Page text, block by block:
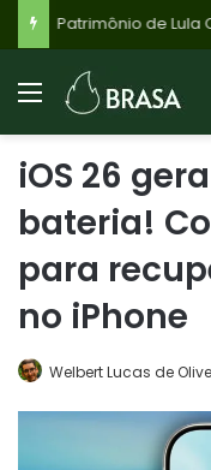
iOS 26
bateria!
para
no iPhone
Welbert Lucas de